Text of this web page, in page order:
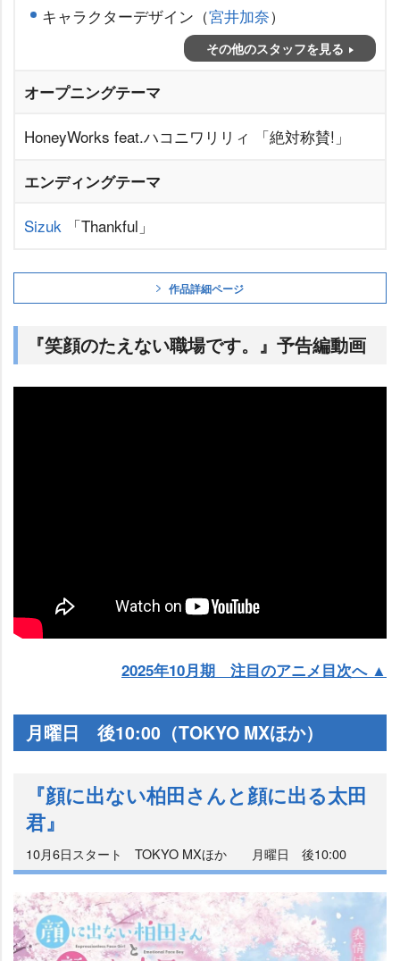
キャラクターデザイン（宮井加奈）
その他のスタッフを見る
オープニングテーマ
HoneyWorks feat.ハコニワリリィ 「絶対称賛!」
エンディングテーマ
Sizuk 「Thankful」
作品詳細ページ
『笑顔のたえない職場です。』予告編動画
2025年10月期 注目のアニメ目次へ ▲
月曜日 後10:00（TOKYO MXほか）
『顔に出ない柏田さんと顔に出る太田
君』
10月6日スタート TOKYO MXほか 月曜日 後10:00